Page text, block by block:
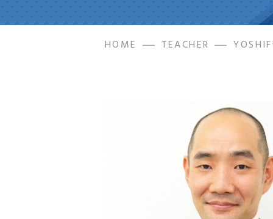
HOME TEACHER